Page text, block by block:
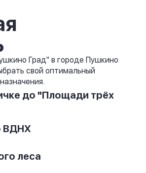
Град" в городе Пушкино
свой оптимальный
до "Площади трёх
ВДНХ
леса